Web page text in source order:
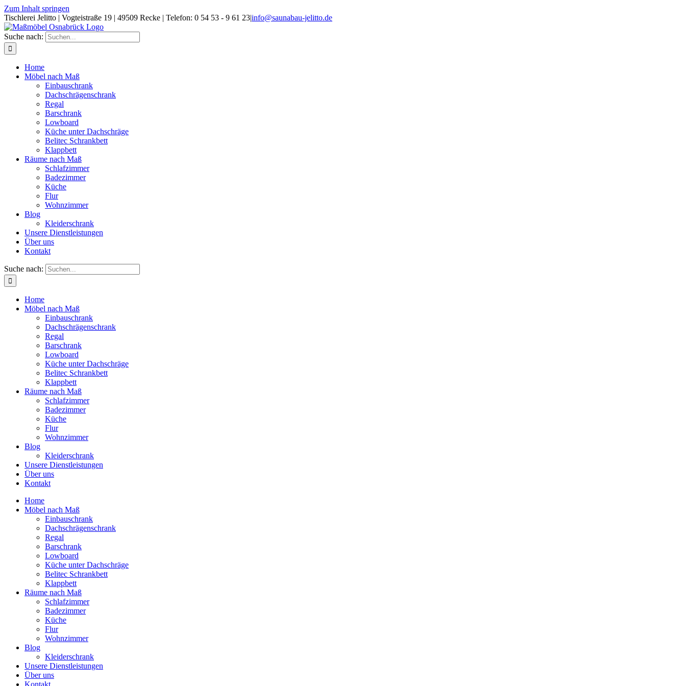
Zum Inhalt springen
Tischlerei Jelitto | Vogteistraße 19 | 49509 Recke | Telefon: 0 54 53 - 9 61 23|info@saunabau-jelitto.de
Suche nach:
Home
Möbel nach Maß
Einbauschrank
Dachschrägenschrank
Regal
Barschrank
Lowboard
Küche unter Dachschräge
Belitec Schrankbett
Klappbett
Räume nach Maß
Schlafzimmer
Badezimmer
Küche
Flur
Wohnzimmer
Blog
Kleiderschrank
Unsere Dienstleistungen
Über uns
Kontakt
Suche nach:
Home
Möbel nach Maß
Einbauschrank
Dachschrägenschrank
Regal
Barschrank
Lowboard
Küche unter Dachschräge
Belitec Schrankbett
Klappbett
Räume nach Maß
Schlafzimmer
Badezimmer
Küche
Flur
Wohnzimmer
Blog
Kleiderschrank
Unsere Dienstleistungen
Über uns
Kontakt
Home
Möbel nach Maß
Einbauschrank
Dachschrägenschrank
Regal
Barschrank
Lowboard
Küche unter Dachschräge
Belitec Schrankbett
Klappbett
Räume nach Maß
Schlafzimmer
Badezimmer
Küche
Flur
Wohnzimmer
Blog
Kleiderschrank
Unsere Dienstleistungen
Über uns
Kontakt